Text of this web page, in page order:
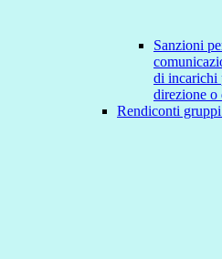
Sanzioni
di incarichi
direzione o
Rendiconti